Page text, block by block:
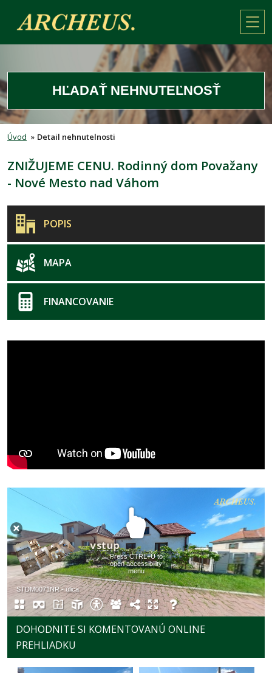
HĽADAŤ NEHNUTEĽNOSŤ
Úvod » Detail nehnutelnosti
ZNIŽUJEME CENU. Rodinný dom Považany
- Nové Mesto nad Váhom
POPIS
MAPA
FINANCOVANIE
DOHODNITE SI KOMENTOVANÚ ONLINE
PREHLIADKU